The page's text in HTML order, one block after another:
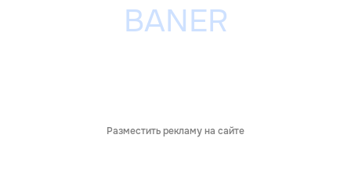
Разместить рекламу на сайте